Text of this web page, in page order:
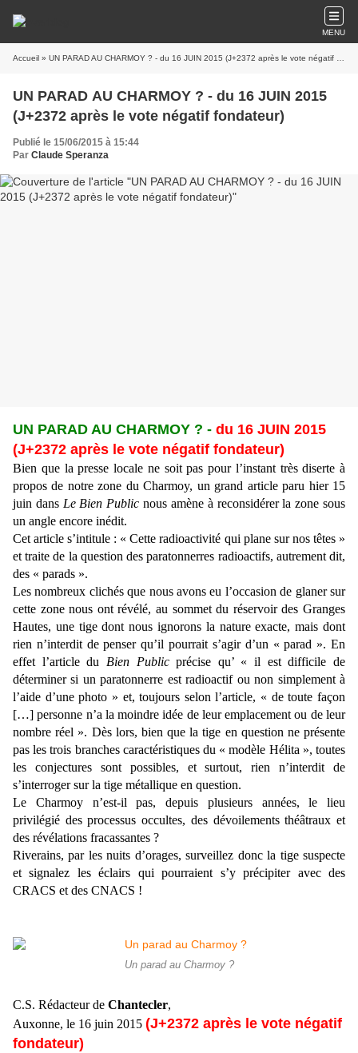
MENU
Accueil » UN PARAD AU CHARMOY ? - du 16 JUIN 2015 (J+2372 après le vote négatif fondateur)
UN PARAD AU CHARMOY ? - du 16 JUIN 2015
(J+2372 après le vote négatif fondateur)
Publié le 15/06/2015 à 15:44
Par Claude Speranza
UN PARAD AU CHARMOY ? - du 16 JUIN 2015
(J+2372 après le vote négatif fondateur)
Bien que la presse locale ne soit pas pour l’instant très diserte à
propos de notre zone du Charmoy, un grand article paru hier 15
juin dans Le Bien Public nous amène à reconsidérer la zone sous
un angle encore inédit.
Cet article s’intitule : « Cette radioactivité qui plane sur nos têtes »
et traite de la question des paratonnerres radioactifs, autrement dit,
des « parads ».
Les nombreux clichés que nous avons eu l’occasion de glaner sur
cette zone nous ont révélé, au sommet du réservoir des Granges
Hautes, une tige dont nous ignorons la nature exacte, mais dont
rien n’interdit de penser qu’il pourrait s’agir d’un « parad ». En
effet l’article du Bien Publicprécise qu’ « il est difficile de
déterminer si un paratonnerre est radioactif ou non simplement à
l’aide d’une photo » et, toujours selon l’article, « de toute façon
[…] personne n’a la moindre idée de leur emplacement ou de leur
nombre réel ». Dès lors, bien que la tige en question ne présente
pas les trois branches caractéristiques du « modèle Hélita », toutes
les conjectures sont possibles, et surtout, rien n’interdit de
s’interroger sur la tige métallique en question.
Le Charmoy n’est-il pas, depuis plusieurs années, le lieu
privilégié des processus occultes, des dévoilements théâtraux et
des révélations fracassantes ?
Riverains, par les nuits d’orages, surveillez donc la tige suspecte
et signalez les éclairs qui pourraient s’y précipiter avec des
CRACS et des CNACS !
Un parad au Charmoy ?
C.S. Rédacteur de Chantecler,
Auxonne, le 16 juin 2015 (J+2372 après le vote négatif
fondateur)